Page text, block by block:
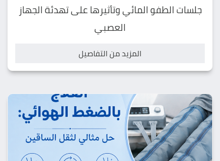
جلسات الطفو المائي وتأثيرها على تهدئة الجهاز
العصبي
المزيد من التفاصيل